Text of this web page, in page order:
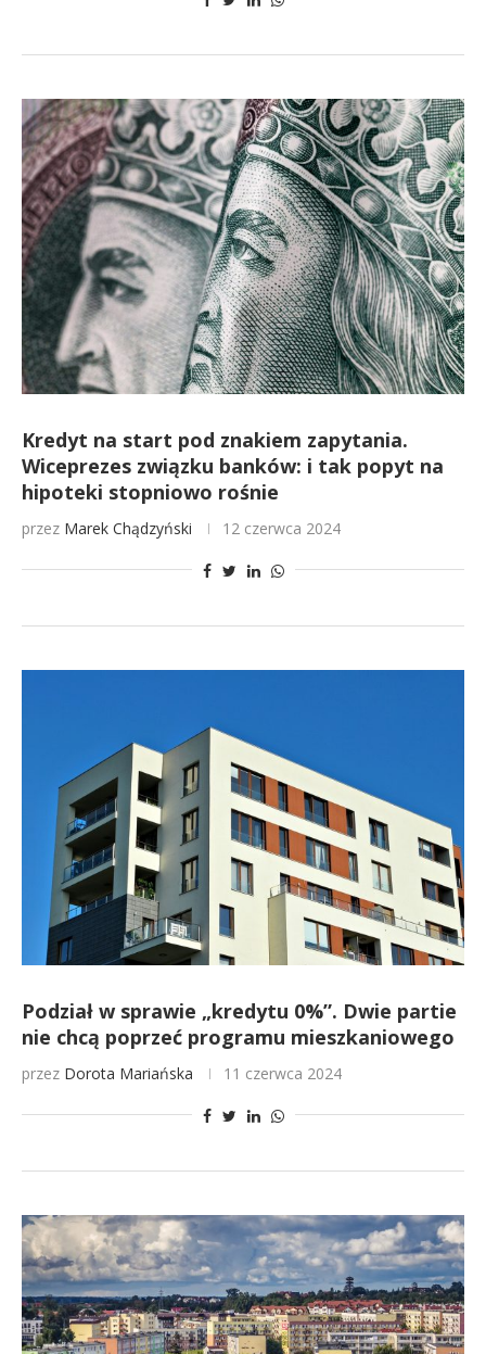
Kredyt na start pod znakiem zapytania.
Wiceprezes związku banków: i tak popyt na
hipoteki stopniowo rośnie
przez Marek Chądzyński 12 czerwca 2024
Podział w sprawie „kredytu 0%”. Dwie partie
nie chcą poprzeć programu mieszkaniowego
przez Dorota Mariańska 11 czerwca 2024